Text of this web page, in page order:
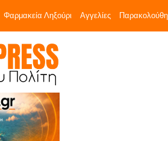
Φαρμακεία Ληξούρι Αγγελίες